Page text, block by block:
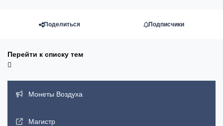
Поделиться Подписчики
Перейти к списку тем
Монеты Воздуха
Магистр